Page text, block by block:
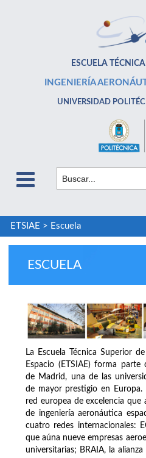
ESCUELA
INGENIERÍA
UNIVERSIDAD
ETSIAE > Escuela
ESCUELA
La Escuela Técnica Superior
Espacio (ETSIAE) forma
de Madrid, una de las
de mayor prestigio en Europa.
red europea de excelencia que
de ingeniería aeronáutica
cuatro redes internacionales:
que aúna nueve empresas
universitarias; BRAIA, la